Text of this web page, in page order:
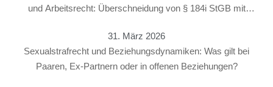
und Arbeitsrecht: Überschneidung von § 184i StGB mit
31. März 2026
Sexualstrafrecht und Beziehungsdynamiken: Was gilt bei
Paaren, Ex-Partnern oder in offenen Beziehungen?